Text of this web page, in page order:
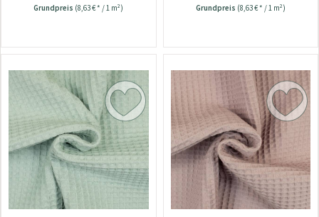
Grundpreis (8,63 € * / 1 m²) Grundpreis (8,63 € * / 1 m²)